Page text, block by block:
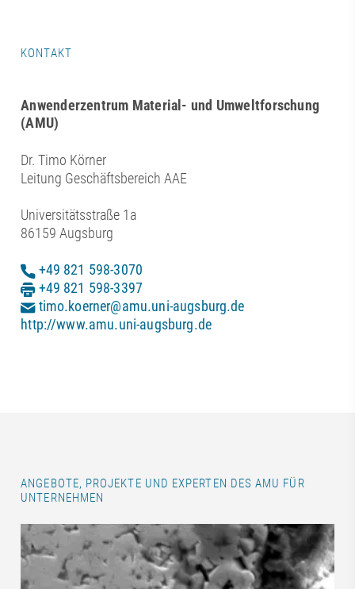
KONTAKT
Anwenderzentrum Material- und Umweltforschung
(AMU)
Dr. Timo Körner
Leitung Geschäftsbereich AAE
Universitätsstraße 1a
86159 Augsburg
+49 821 598-3070
+49 821 598-3397
timo.koerner@amu.uni-augsburg.de
http://www.amu.uni-augsburg.de
ANGEBOTE, PROJEKTE UND EXPERTEN DES AMU FÜR
UNTERNEHMEN